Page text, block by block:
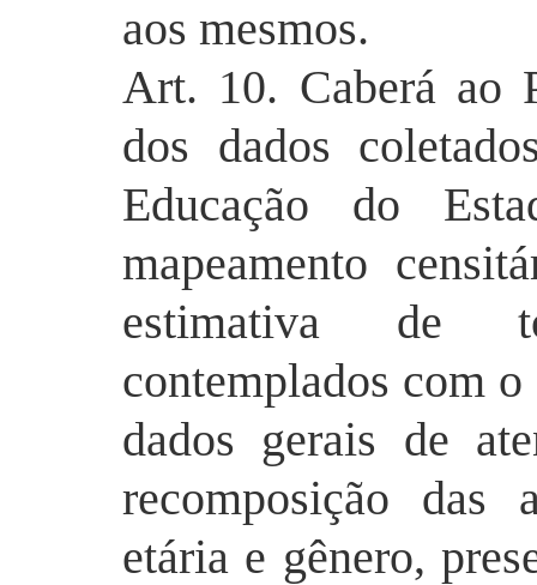
aos mesmos.
Art. 10. Caberá ao
dos dados
Educação do
mapeamento
estimativa de
contemplados com
dados gerais de
recomposição das
etária e gênero,